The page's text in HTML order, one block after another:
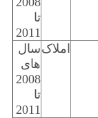
تا
2011
املاکسال
های
2008
تا
2011